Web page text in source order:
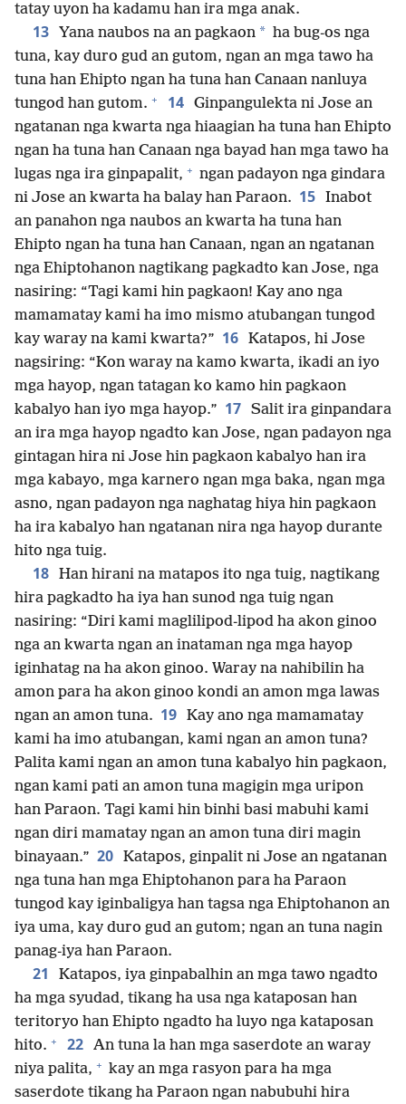
tatay uyon ha kadamu han ira mga anak.
13 Yana naubos na an pagkaon * ha bug-os nga
tuna, kay duro gud an gutom, ngan an mga tawo ha
tuna han Ehipto ngan ha tuna han Canaan nanluya
tungod han gutom. + 14 Ginpangulekta ni Jose an
ngatanan nga kwarta nga hiaagian ha tuna han Ehipto
ngan ha tuna han Canaan nga bayad han mga tawo ha
lugas nga ira ginpapalit, + ngan padayon nga gindara
ni Jose an kwarta ha balay han Paraon. 15 Inabot
an panahon nga naubos an kwarta ha tuna han
Ehipto ngan ha tuna han Canaan, ngan an ngatanan
nga Ehiptohanon nagtikang pagkadto kan Jose, nga
nasiring: “Tagi kami hin pagkaon! Kay ano nga
mamamatay kami ha imo mismo atubangan tungod
kay waray na kami kwarta?” 16 Katapos, hi Jose
nagsiring: “Kon waray na kamo kwarta, ikadi an iyo
mga hayop, ngan tatagan ko kamo hin pagkaon
kabalyo han iyo mga hayop.” 17 Salit ira ginpandara
an ira mga hayop ngadto kan Jose, ngan padayon nga
gintagan hira ni Jose hin pagkaon kabalyo han ira
mga kabayo, mga karnero ngan mga baka, ngan mga
asno, ngan padayon nga naghatag hiya hin pagkaon
ha ira kabalyo han ngatanan nira nga hayop durante
hito nga tuig.
18 Han hirani na matapos ito nga tuig, nagtikang
hira pagkadto ha iya han sunod nga tuig ngan
nasiring: “Diri kami maglilipod-lipod ha akon ginoo
nga an kwarta ngan an inataman nga mga hayop
iginhatag na ha akon ginoo. Waray na nahibilin ha
amon para ha akon ginoo kondi an amon mga lawas
ngan an amon tuna. 19 Kay ano nga mamamatay
kami ha imo atubangan, kami ngan an amon tuna?
Palita kami ngan an amon tuna kabalyo hin pagkaon,
ngan kami pati an amon tuna magigin mga uripon
han Paraon. Tagi kami hin binhi basi mabuhi kami
ngan diri mamatay ngan an amon tuna diri magin
binayaan.” 20 Katapos, ginpalit ni Jose an ngatanan
nga tuna han mga Ehiptohanon para ha Paraon
tungod kay iginbaligya han tagsa nga Ehiptohanon an
iya uma, kay duro gud an gutom; ngan an tuna nagin
panag-iya han Paraon.
21
Katapos, iya ginpabalhin an mga tawo ngadto
ha mga syudad, tikang ha usa nga kataposan han
teritoryo han Ehipto ngadto ha luyo nga kataposan
hito. + 22 An tuna la han mga saserdote an waray
niya palita, + kay an mga rasyon para ha mga
saserdote tikang ha Paraon ngan nabubuhi hira